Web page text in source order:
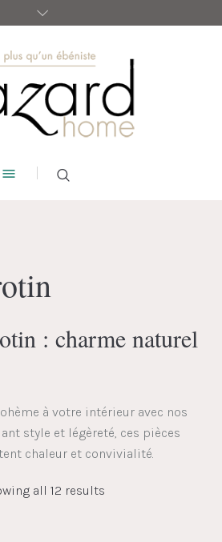
: charme naturel
à votre intérieur avec nos
style et légèreté, ces pièces
chaleur et convivialité.
all 12 results